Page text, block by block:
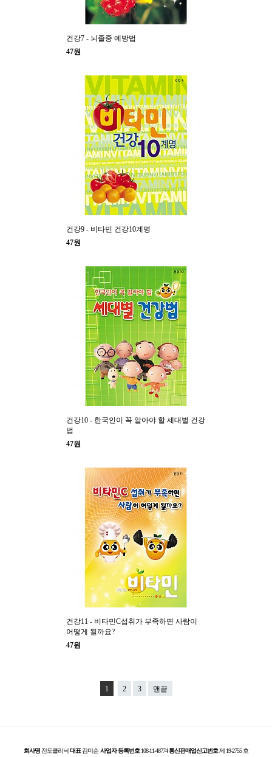
건강7 - 뇌졸중 예방법
47원
건강9 - 비타민 건강10계명
47원
건강10 - 한국인이 꼭 알아야 할 세대별 건강
법
47원
건강11 - 비타민C섭취가 부족하면 사람이
어떻게 될까요?
47원
1 2 3 맨끝
회사명전도클리닉 대표 김미순 사업자 등록번호108-11-48774 통신판매업신고번호제 19-2755 호